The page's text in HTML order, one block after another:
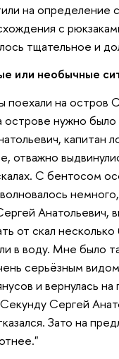
на определение
с
тщательное и
или необычные
поехали на остров
острове нужно
капитан
отважно
С бентосом
Анатольевич,
от скал
в воду. Мне было
серьёзным
и вернулась
Сергей
Зато на